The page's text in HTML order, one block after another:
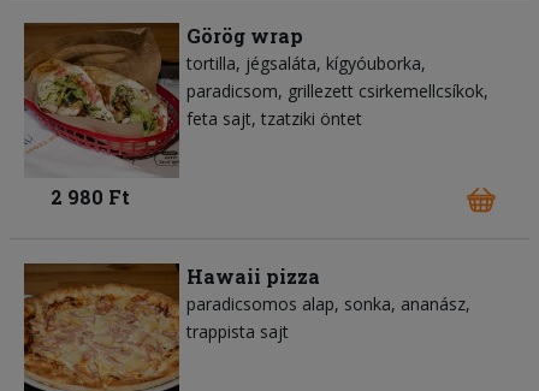
Görög wrap
tortilla jégsaláta kígyóuborka
paradicsom grillezett csirkemellcsíkok
feta sajt tzatziki öntet
2 980 Ft
Hawaii pizza
paradicsomos alap sonka ananász
trappista sajt